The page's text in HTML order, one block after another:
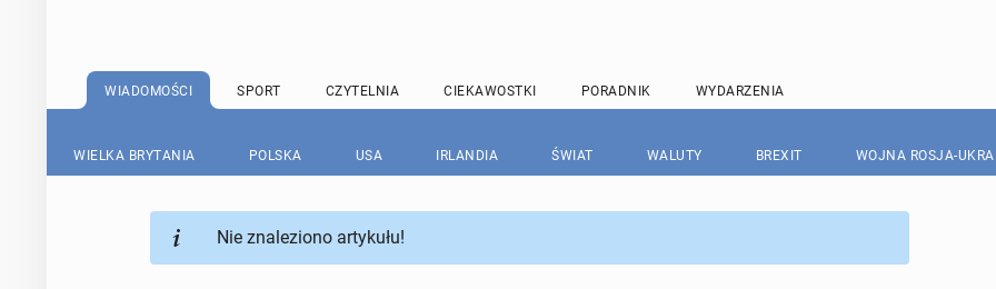
WIADOMOŚCI SPORT CZYTELNIA CIEKAWOSTKI PORADNIK WYDARZENIA
WIELKA BRYTANIA POLSKA USA IRLANDIA ŚWIAT WALUTY BREXIT WOJNA ROSJA-
Nie znaleziono artykułu!